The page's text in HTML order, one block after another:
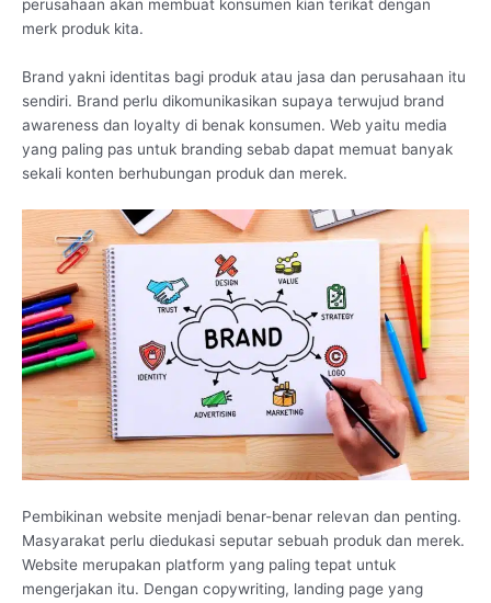
perusahaan akan membuat konsumen kian terikat dengan
merk produk kita.
Brand yakni identitas bagi produk atau jasa dan perusahaan itu
sendiri. Brand perlu dikomunikasikan supaya terwujud brand
awareness dan loyalty di benak konsumen. Web yaitu media
yang paling pas untuk branding sebab dapat memuat banyak
sekali konten berhubungan produk dan merek.
Pembikinan website menjadi benar-benar relevan dan penting.
Masyarakat perlu diedukasi seputar sebuah produk dan merek.
Website merupakan platform yang paling tepat untuk
mengerjakan itu. Dengan copywriting, landing page yang